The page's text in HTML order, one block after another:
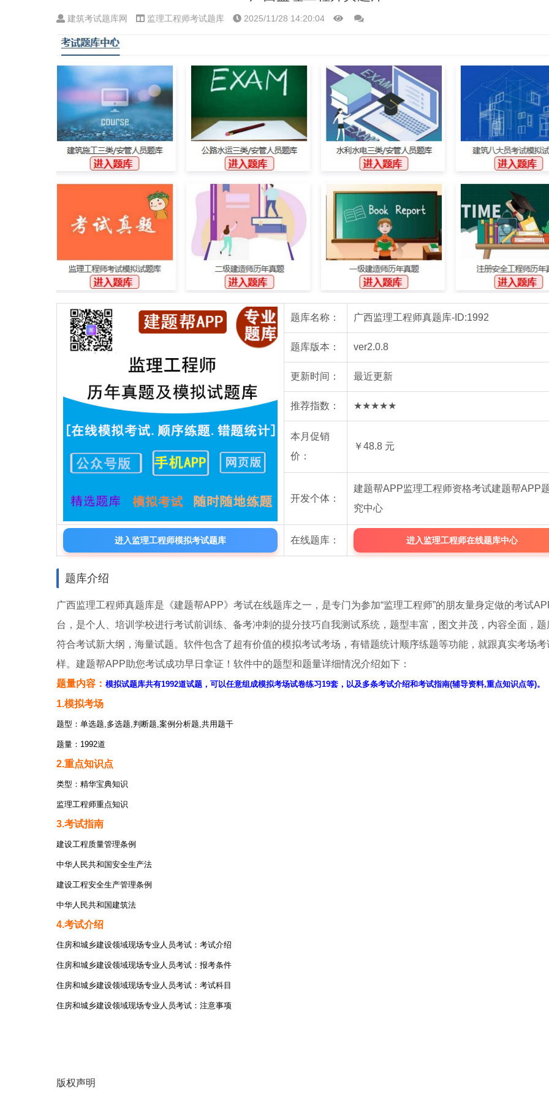
建筑考试题库网 监理工程师考试题库 2025/11/28 14:20:04
题库名称： 广西监理工程师真题库-ID:1992
题库版本： ver2.0.8
更新时间： 最近更新
推荐指数： ★★★★★
本月促销
价：
￥48.8 元
开发个体：
建题帮APP监理工程师资格考试建题帮APP
究中心
进入监理工程师模拟考试题库 在线题库： 进入监理工程师在线题库中心
题库介绍
广西监理工程师真题库是《建题帮APP》考试在线题库之一，是专门为参加“监理工程师”的朋友量身定做的考试
台，是个人、培训学校进行考试前训练、备考冲刺的提分技巧自我测试系统，题型丰富，图文并茂，内容全面，题
符合考试新大纲，海量试题。软件包含了超有价值的模拟考试考场，有错题统计顺序练题等功能，就跟真实考场考
样。建题帮APP助您考试成功早日拿证！软件中的题型和题量详细情况介绍如下：
题量内容： 模拟试题库共有1992道试题，可以任意组成模拟考场试卷练习19套，以及多条考试介绍和考试指南(辅导资料,重点知识点等)。
1.模拟考场
题型：单选题,多选题,判断题,案例分析题,共用题干
题量：1992道
2.重点知识点
类型：精华宝典知识
监理工程师重点知识
3.考试指南
建设工程质量管理条例
中华人民共和国安全生产法
建设工程安全生产管理条例
中华人民共和国建筑法
4.考试介绍
住房和城乡建设领域现场专业人员考试：考试介绍
住房和城乡建设领域现场专业人员考试：报考条件
住房和城乡建设领域现场专业人员考试：考试科目
住房和城乡建设领域现场专业人员考试：注意事项
版权声明